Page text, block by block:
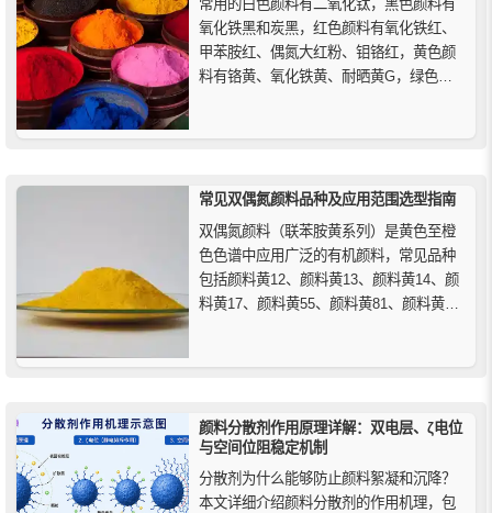
常用的白色颜料有二氧化钛，黑色颜料有
氧化铁黑和炭黑，红色颜料有氧化铁红、
甲苯胺红、偶氮大红粉、钼铬红，黄色颜
料有铬黄、氧化铁黄、耐晒黄G，绿色颜
常见双偶氮颜料品种及应用范围选型指南
双偶氮颜料（联苯胺黄系列）是黄色至橙
色色谱中应用广泛的有机颜料，常见品种
包括颜料黄12、颜料黄13、颜料黄14、颜
料黄17、颜料黄55、颜料黄81、颜料黄83
耐迁移性...
颜料分散剂作用原理详解：双电层、ζ电位
与空间位阻稳定机制
分散剂为什么能够防止颜料絮凝和沉降？
本文详细介绍颜料分散剂的作用机理，包